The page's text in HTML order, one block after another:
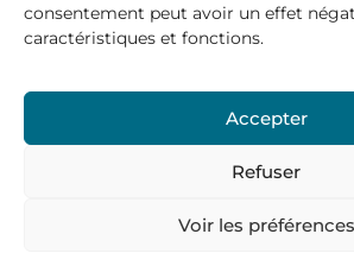
consentement peut avoir un effet
caractéristiques et fonctions.
Accepter
Refuser
Voir les préférences
Horaires d’ouverture :
9:00 – 12:00 /
Vendredi: 9:00 – 12:00
Mentions Légales–Politique des cookies